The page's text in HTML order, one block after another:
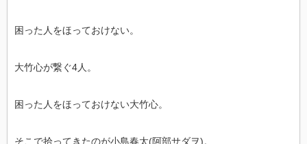
困った人をほっておけない。
大竹心が繋ぐ4人。
困った人をほっておけない大竹心。
そこで拾ってきたのが小島春太(阿部サダヲ)。